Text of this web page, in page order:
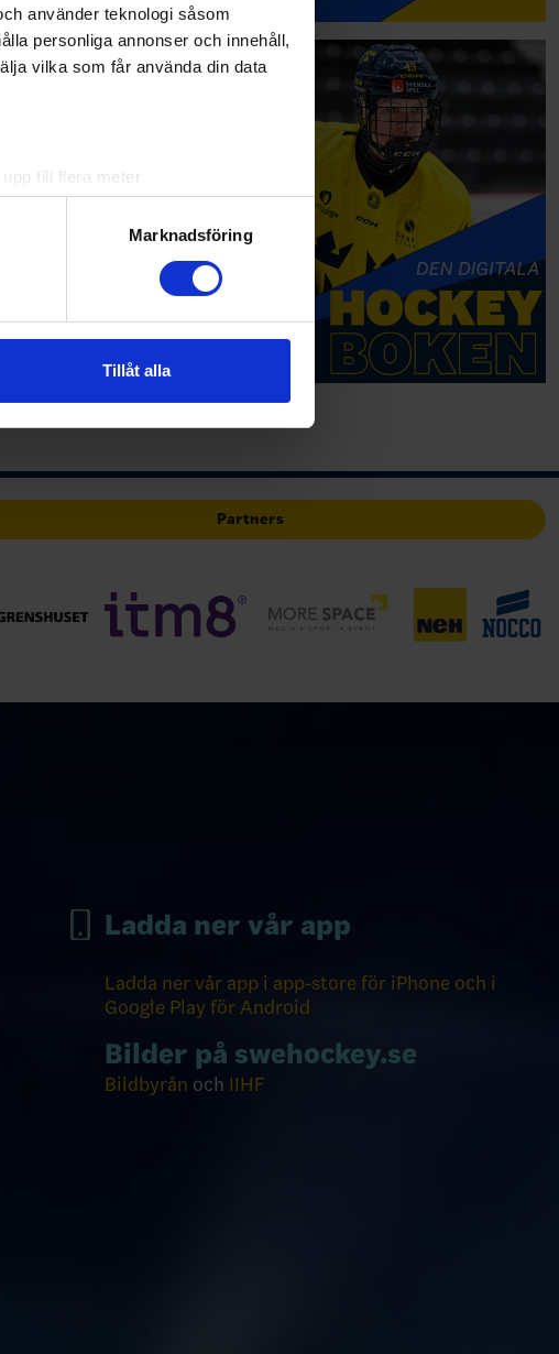
använder teknologi såsom
personliga annonser och innehåll,
vilka som får använda din data
till flera meter
i
detaljsektionen. Du kan ändra
annan information från din enhet
i sin tur kombinera informationen
Marknadsföring
Tillåt alla
Partners
Ladda ner vår app
Ladda ner vår app i app-store för iPhone och i
Google Play för Android
Bilder på swehockey.se
Bildbyrån och IIHF